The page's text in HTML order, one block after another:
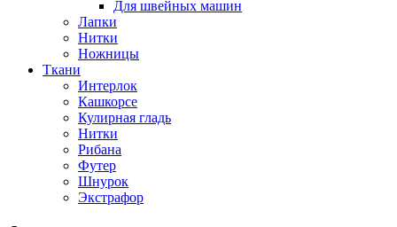
Для швейных машин
Лапки
Нитки
Ножницы
Ткани
Интерлок
Кашкорсе
Кулирная гладь
Нитки
Рибана
Футер
Шнурок
Экстрафор